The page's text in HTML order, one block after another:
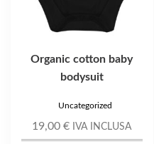
Organic cotton baby
bodysuit
Uncategorized
19,00€ IVA INCLUSA